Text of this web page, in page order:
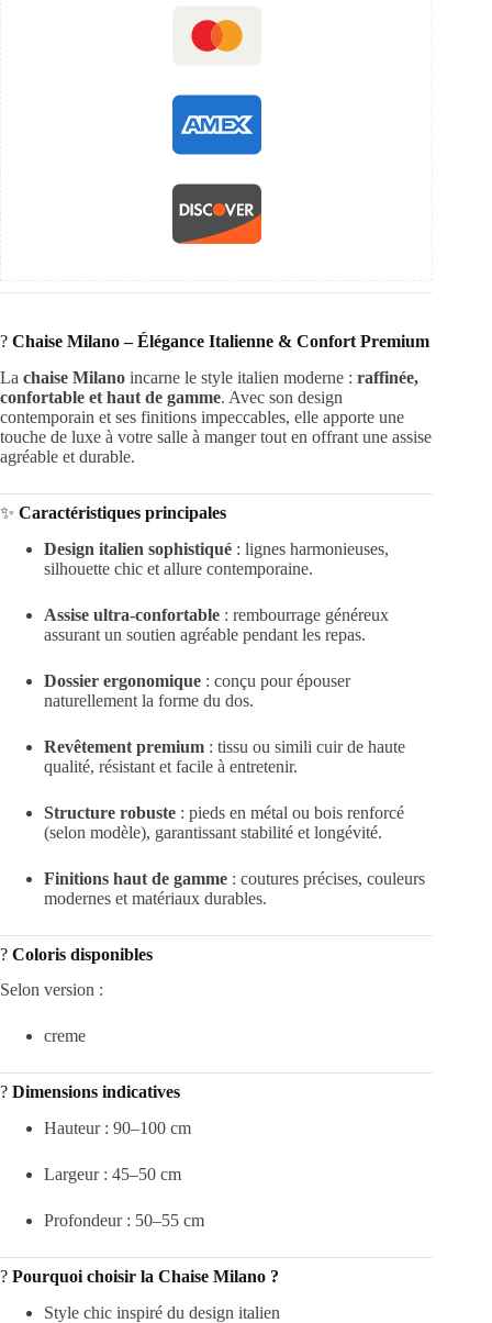
? Chaise Milano – Élégance Italienne & Confort Premium
La chaise Milano incarne le style italien moderne : raffinée,
confortable et haut de gamme. Avec son design
contemporain et ses finitions impeccables, elle apporte une
touche de luxe à votre salle à manger tout en offrant une assise
agréable et durable.
✨ Caractéristiques principales
Design italien sophistiqué : lignes harmonieuses,
silhouette chic et allure contemporaine.
Assise ultra-confortable : rembourrage généreux
assurant un soutien agréable pendant les repas.
Dossier ergonomique : conçu pour épouser
naturellement la forme du dos.
Revêtement premium : tissu ou simili cuir de haute
qualité, résistant et facile à entretenir.
Structure robuste : pieds en métal ou bois renforcé
(selon modèle), garantissant stabilité et longévité.
Finitions haut de gamme : coutures précises, couleurs
modernes et matériaux durables.
? Coloris disponibles
Selon version :
creme
? Dimensions indicatives
Hauteur : 90–100 cm
Largeur : 45–50 cm
Profondeur : 50–55 cm
? Pourquoi choisir la Chaise Milano ?
Style chic inspiré du design italien